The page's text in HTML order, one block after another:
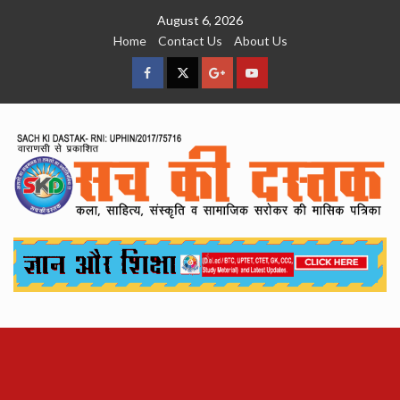
August 6, 2026
Home
Contact Us About Us
facebookTwitterGoogleYouTube